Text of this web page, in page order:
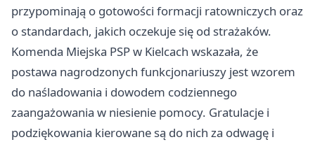
przypominają o gotowości formacji ratowniczych oraz
o standardach, jakich oczekuje się od strażaków.
Komenda Miejska PSP w Kielcach wskazała, że
postawa nagrodzonych funkcjonariuszy jest wzorem
do naśladowania i dowodem codziennego
zaangażowania w niesienie pomocy. Gratulacje i
podziękowania kierowane są do nich za odwagę i